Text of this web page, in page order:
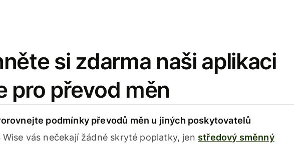
si zdarma naši aplikaci
pro převod měn
podmínky převodů měn u jiných poskytovatelů
Wise vás nečekají žádné skryté poplatky, jen středový směnný